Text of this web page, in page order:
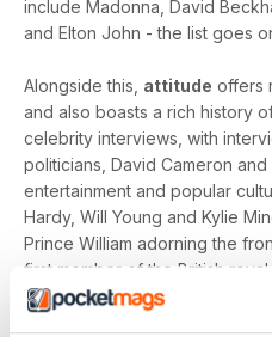
include Madonna, David
and Elton John - the list goes
Alongside this, attitude offers
and also boasts a rich history
celebrity interviews, with
politicians, David Cameron
entertainment and popular
Hardy, Will Young and Kylie
Prince William adorning the
first member of the British
magazine!